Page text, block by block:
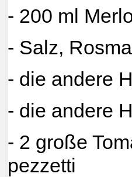
- 200 ml
- Salz,
- die andere
- die andere
- 2 große
pezzetti